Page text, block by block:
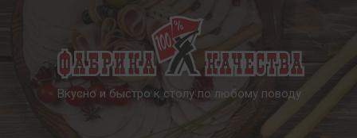
Вкусно и быстро к столу по любому поводу